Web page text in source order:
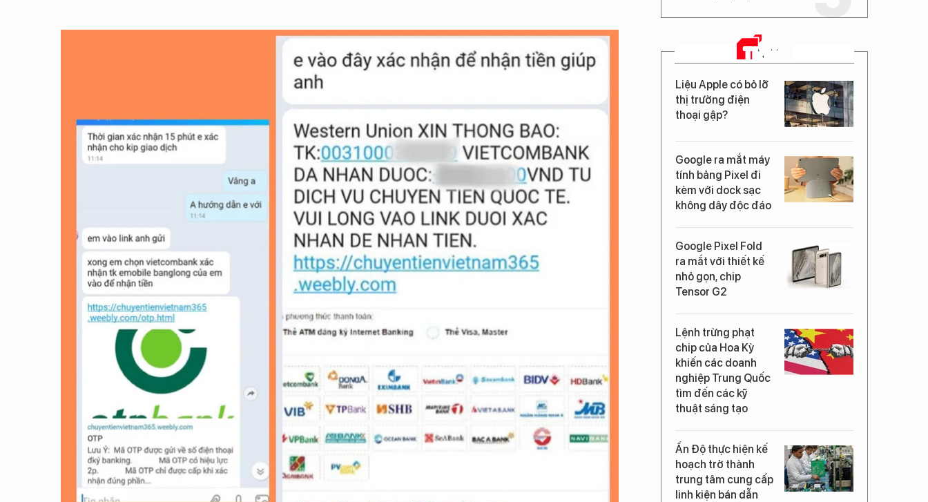
TIN MỚI
Liệu Apple có bỏ lỡ
thị trường điện
thoại gập?
Google ra mắt máy
tính bảng Pixel đi
kèm với dock sạc
không dây độc đáo
Google Pixel Fold
ra mắt với thiết kế
nhỏ gọn, chip
Tensor G2
Lệnh trừng phạt
chip của Hoa Kỳ
khiến các doanh
nghiệp Trung Quốc
tìm đến các kỹ
thuật sáng tạo
Ấn Độ thực hiện kế
hoạch trở thành
trung tâm cung cấp
linh kiện bán dẫn